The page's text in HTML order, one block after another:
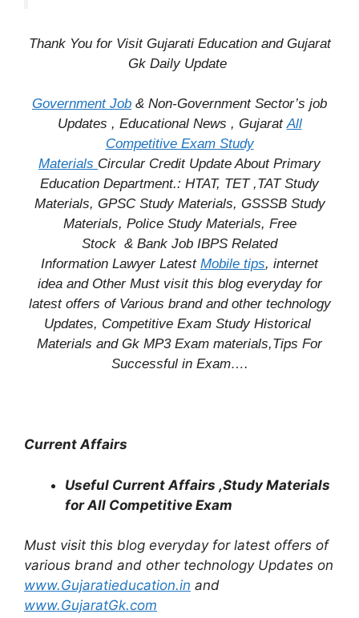
Thank You for Visit Gujarati Education and Gujarat
Gk Daily Update
Government Job & Non-Government Sector’s job
Updates , Educational News , GujaratAll
Competitive Exam Study
Materials Circular CreditUpdate About Primary
Education Department.: HTAT, TET ,TAT Study
Materials, GPSC Study Materials, GSSSB Study
Materials, Police Study Materials, Free
Stock & Bank Job IBPS Related
Information Lawyer Latest Mobile tips, internet
ideaand Other Must visit this blog everyday for
latest offers of Various brand and other technology
Updates, Competitive Exam Study Historical
Materials and Gk MP3 Exam materials,Tips For
Successfulin Exam….
Current Affairs
Useful Current Affairs ,Study Materials
for All Competitive Exam
Must visit this blog everyday for latest offers of
various brand and other technology Updates on
www.Gujaratieducation.in and
www.GujaratGk.com